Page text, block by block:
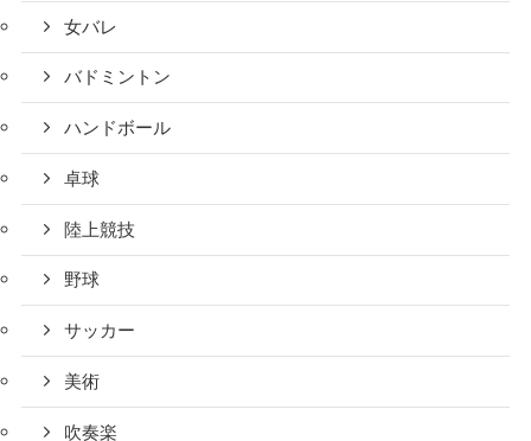
女バレ
バドミントン
ハンドボール
卓球
陸上競技
野球
サッカー
美術
吹奏楽